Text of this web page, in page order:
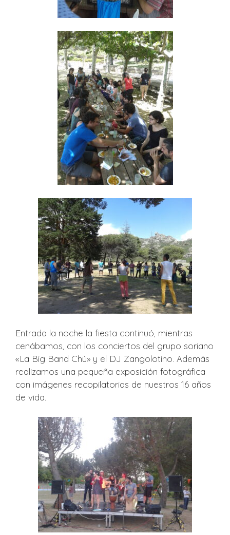
Entrada la noche la fiesta continuó, mientras
cenábamos, con los conciertos del grupo soriano
«La Big Band Chú» y el DJ Zangolotino. Además
realizamos una pequeña exposición fotográfica
con imágenes recopilatorias de nuestros 16 años
de vida.